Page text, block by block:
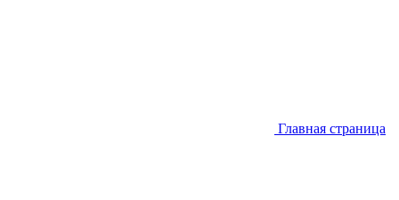
Главная страница